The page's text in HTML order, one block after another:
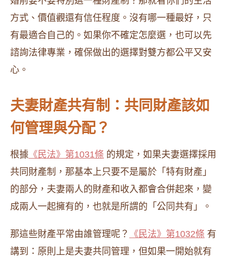
方式、價值觀還有信任程度。沒有哪一種最好，只
有最適合自己的。如果你不確定怎麼選，也可以先
諮詢法律專業，確保做出的選擇對雙方都公平又安
心。
夫妻財產共有制：共同財產該如
何管理與分配？
根據 《民法》第1031條 的規定，如果夫妻選擇採用
共同財產制，那基本上只要不是屬於「特有財產」
的部分，夫妻兩人的財產和收入都會合併起來，變
成兩人一起擁有的，也就是所謂的「公同共有」。
那這些財產平常由誰管理呢？ 《民法》第1032條 有
講到：原則上是夫妻共同管理，但如果一開始就有